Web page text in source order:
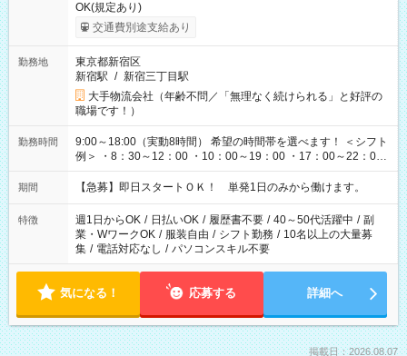
OK(規定あり)
交通費別途支給あり
勤務地
東京都新宿区
新宿駅 / 新宿三丁目駅
大手物流会社（年齢不問／「無理なく続けられる」と好評の
職場です！）
勤務時間
9:00～18:00（実動8時間） 希望の時間帯を選べます！ ＜シフト
例＞ ・8：30～12：00 ・10：00～19：00 ・17：00～22：00
・13：00～22：00 ・22：00～翌6：00 など
期間 【急募】即日スタートＯＫ！ 単発1日のみから働けます。
特徴 週1日からOK / 日払いOK / 履歴書不要 / 40～50代活躍中 / 副
業・WワークOK / 服装自由 / シフト勤務 / 10名以上の大量募
集 / 電話対応なし / パソコンスキル不要
気になる！ 応募する 詳細へ
掲載日：2026.08.07